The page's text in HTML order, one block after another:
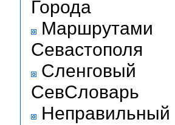
Города
Маршрутами
Севастополя
Сленговый
СевСловарь
Неправильный